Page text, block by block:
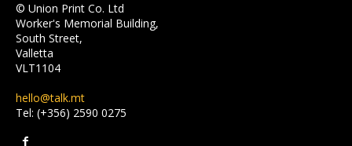
© Union Print Co. Ltd
Worker's Memorial Building,
South Street,
Valletta
VLT1104
hello@talk.mt
Tel: (+356) 2590 0275